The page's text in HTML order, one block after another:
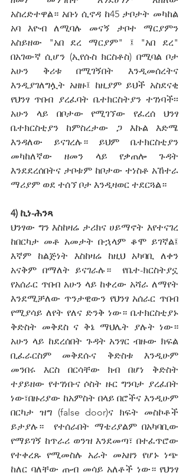
አስረድተዋል። አቡነ ሲኖዳ ከ45 ታቦታት መካከል
አባ እዮብ ለሚባሉ መናኝ ታቦተ ማርያምን
አስይዘው "አበ ደረ ማርያም" ፤ "አበ ደረ"
በአገውኛ ሲሆን (ኢየሱስ ክርስቶስ) በሚባል ቦታ
አሁን ቅሪቱ በሚገኝበት እንዲመሰረትና
እንዲያገለግሏት አዘዙ፤ ከዚያም ይህች አስደናቂ
የህንፃ ጥበብ ያረፈባት ቤተክርስትያን ተገነባች፡፡
አሁን ላይ በቦታው የሚገኘው የፈረሰ ህንፃ
ቤተክርስቲያን ከምስረታው ጋ እኩል እድሜ
እንዳለው ይናገረሉ። ይህም ቤተክርስቲያን
መካከለኛው ዘመን ላይ የቃጠሎ ጉዳት
እንደደረሰበትና ታቦቱም ከቦታው ተነስቶ አኸተራ
ማሪያም ወደ ተሰኘ ቦታ እንዲዛወር ተደርጓል።
4) ኪነ-ሕንጻ
ህንፃው ግን እስከዛሬ ታሪክና ሀይማኖት እየተናገረ
ከበርካታ መቶ አመታት ቡኋላም ቆሞ ይገኛል፤
እኛም ከልጅነት እስከዛሬ ከዚህ አካባቢ ለቀን
አናቅም በማለት ይናገራሉ።  የቤተ-ክርስትያኗ
የአሰራር ጥበብ አሁን ላይ ከቀረው አሻራ ለማየት
እንደሚቻለው ጥንታዊውን የህንፃ አሰራር ጥበብ
የሚያሳይ ለየት የለና ድንቅ ነው። ቤተክርስቲያኑ
ቅድስት መቅደስ ና ቅኔ ማህሌት ያሉት ነው።
አሁን ላይ ከደረሰበት ጉዳት አንፃር ብዙው ክፍል
ቢፈራርስም መቅደሱና ቅድስቱ እንዲሁም
መንበሩ እርስ በርሳቸው ክብ በሆነ ቅድስት
ተያይዘው የተገነቡና ሶስት ዙር ግንባታ ያረፈበት
ነው፣በዙሪያው ከአምስት በላይ በሮችና እንዲሁም
በርካታ ዝግ (false door)ና ክፍት መስኮቶች
ይታያሉ።  የተሰራበት ማቴሪያልም በአካባቢው
የማይገኝ ከጥራሪ ወንዝ እንደመጣ፣ በተፈጥሮው
የተቀረጹ የሚመስሉ አራት መአዘን የሆኑ ነጭ
ከለር ባለቸው ጡብ መሳይ አለቶች ነው። የህንፃ